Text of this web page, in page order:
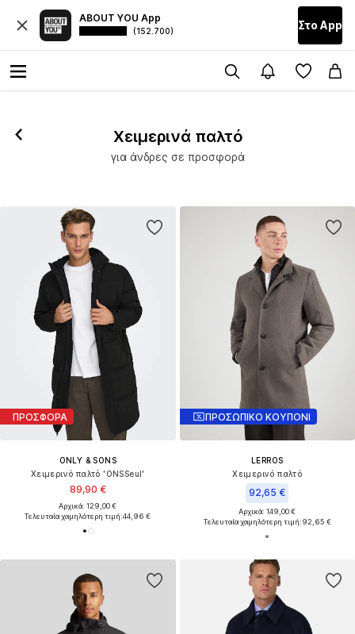
ABOUT YOU App
(152.700) Στο Αpp
Χειμερινά παλτό
για άνδρες σε προσφορά
ΠΡΟΣΦΟΡΑ
ONLY & SONS
Χειμερινό παλτό 'ONSSeul'
89,90 €
Αρχικά: 129,00 €
Τελευταία χαμηλότερη τιμή:44,96 €
ΠΡΟΣΩΠΙΚΟ ΚΟΥΠΟΝΙ
LERROS
Χειμερινό παλτό
92,65 €
Αρχικά: 149,00 €
Τελευταία χαμηλότερη τιμή:92,65 €